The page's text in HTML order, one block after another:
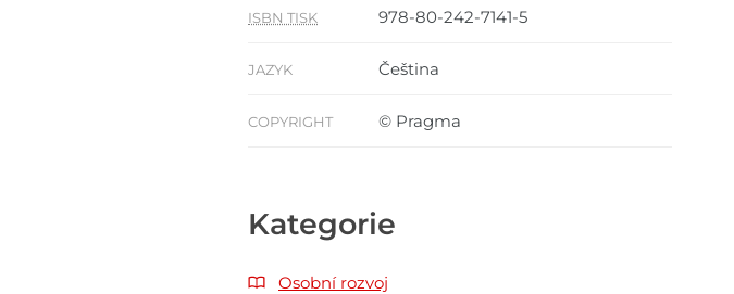
ISBN TISK 978-80-242-7141-5
JAZYK Čeština
COPYRIGHT © Pragma
Kategorie
Osobní rozvoj